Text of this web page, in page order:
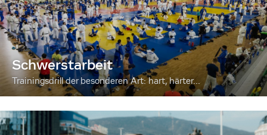
Schwerstarbeit
Trainingsdrill der besonderen Art: hart, härter...